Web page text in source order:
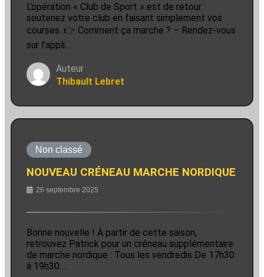
L’opération « Club de Sport » est de retour :
soutenez votre club en faisant simplement vos
courses. 👉 Comment ça marche ? – Rendez-vous
sur l’appli…
Auteur
Thibault Lebret
Non classé
NOUVEAU CRÉNEAU MARCHE NORDIQUE
26 septembre 2025
Bonne nouvelle ! À partir de cette saison,
retrouvez Patrick pour un créneau supplémentaire
de marche nordique : Tous les vendredis De 17h30
à 19h30…